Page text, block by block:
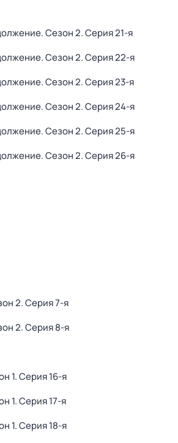
. Сезон 2. Серия 21-я
. Сезон 2. Серия 22-я
. Сезон 2. Серия 23-я
. Сезон 2. Серия 24-я
. Сезон 2. Серия 25-я
. Сезон 2. Серия 26-я
2. Серия 7-я
2. Серия 8-я
1. Серия 16-я
1. Серия 17-я
1. Серия 18-я